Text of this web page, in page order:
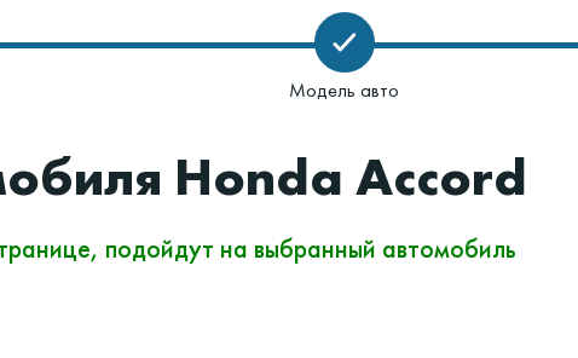
Модель авто
Honda Accord
подойдут на выбранный автомобиль